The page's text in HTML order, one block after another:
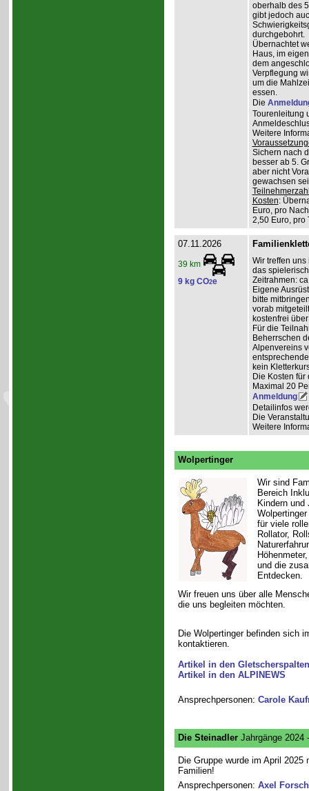
oberhalb des
gibt jedoch
durchgebohrt.
Übernachtet
Haus, im
dem
Verpflegung
um die
essen.
Die
Tourenleitung
Weitere
Sichern nach
besser ab 5.
aber nicht
gewachsen
Kosten:
Euro, pro
2,50 Euro, pro
07.11.2026
39 km
9 kg CO2e
Wir treffen
das
Zeitrahmen:
Eigene
bitte
vorab
kostenfrei
Für die
Beherrschen
Alpenvereins
kein
Die Kosten
Maximal 20
Anmeldung
Detailinfos
Die
Weitere
Wolpertinger
Wir sind
Bereich
Kindern und
für viele
Rollator,
und die
Entdecken.
Wir freuen uns über alle
die uns begleiten möchten.
Die Wolpertinger befinden sich
kontaktieren.
Artikel in den Gletscherspalten
Artikel in den ALPINEWS
Ansprechpersonen: Carole
Die SteinadlerJahrgänge 2024
Die Gruppe wurde im April
Familien!
Ansprechpersonen: Axel Forsch